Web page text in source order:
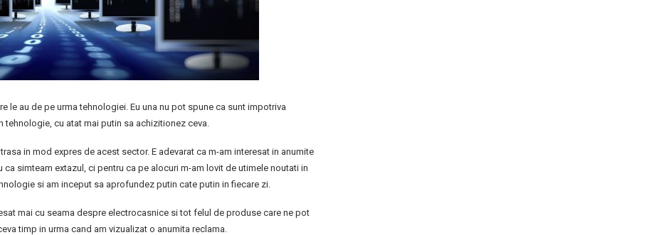
le au de pe urma tehnologiei. Eu una nu pot spune ca sunt impotriva
tehnologie, cu atat mai putin sa achizitionez ceva.
in mod expres de acest sector. E adevarat ca m-am interesat in anumite
simteam extazul, ci pentru ca pe alocuri m-am lovit de utimele noutati in
si am inceput sa aprofundez putin cate putin in fiecare zi.
mai cu seama despre electrocasnice si tot felul de produse care ne pot
timp in urma cand am vizualizat o anumita reclama.